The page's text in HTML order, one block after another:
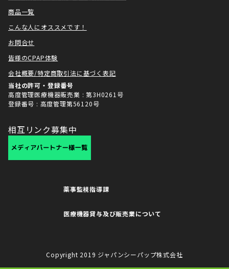
商品一覧
こんな人にオススメです！
お問合せ
皆様のCPAP体験
会社概要/特定商取引法に基づく表記
当社の許可・登録番号
高度管理医療機器販売業 : 第3H0261号
登録番号 : 高度管理第56120号
相互リンク募集中
薬事監視指導課
医療機器貸与及び販売業について
Copyright 2019 ジャパンシーパップ株式会社